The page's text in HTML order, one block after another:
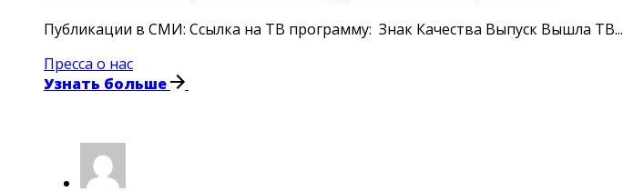
Публикации в СМИ: Ссылка на ТВ программу: Знак Качества Выпуск Вышла ТВ...
Пресса о нас
Узнать больше